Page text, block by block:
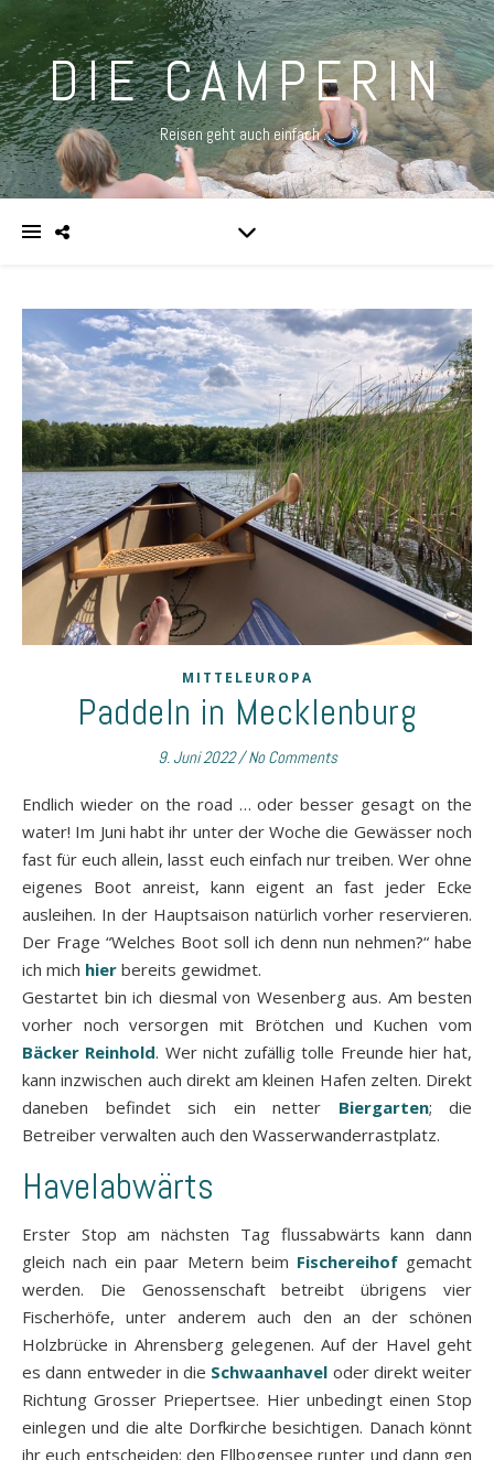
DIE CAMPERIN
Reisen geht auch einfach …
MITTELEUROPA
Paddeln in Mecklenburg
9. Juni 2022 / No Comments
Endlich wieder on the road … oder besser gesagt on the
water! Im Juni habt ihr unter der Woche die Gewässer noch
fast für euch allein, lasst euch einfach nur treiben. Wer ohne
eigenes Boot anreist, kann eigent an fast jeder Ecke
ausleihen. In der Hauptsaison natürlich vorher reservieren.
Der Frage “Welches Boot soll ich denn nun nehmen?“ habe
ich mich hier bereits gewidmet.
Gestartet bin ich diesmal von Wesenberg aus. Am besten
vorher noch versorgen mit Brötchen und Kuchen vom
Bäcker Reinhold. Wer nicht zufällig tolle Freunde hier hat,
kann inzwischen auch direkt am kleinen Hafen zelten. Direkt
daneben befindet sich ein netter Biergarten; die
Betreiber verwalten auch den Wasserwanderrastplatz.
Havelabwärts
Erster Stop am nächsten Tag flussabwärts kann dann
gleich nach ein paar Metern beim Fischereihofgemacht
werden. Die Genossenschaft betreibt übrigens vier
Fischerhöfe, unter anderem auch den an der schönen
Holzbrücke in Ahrensberg gelegenen. Auf der Havel geht
es dann entweder in die Schwaanhavel oder direkt weiter
Richtung Grosser Priepertsee. Hier unbedingt einen Stop
einlegen und die alte Dorfkirche besichtigen. Danach könnt
ihr euch entscheiden: den Ellbogensee runter und dann gen